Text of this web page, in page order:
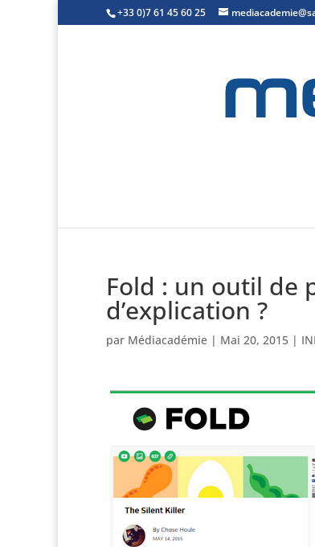
+33 0)7 61 45 60 25
Fold : un outil de
d’explication ?
par Médiacadémie | Mai 20, 2015 |